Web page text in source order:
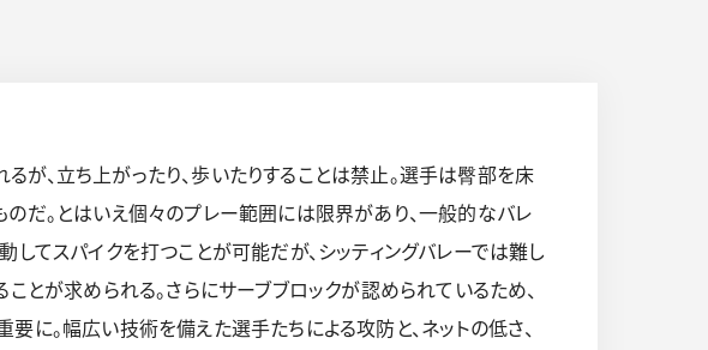
、立ち上がったり、歩いたりすることは禁止。選手は臀部を床
だ。とはいえ個々のプレー範囲には限界があり、一般的なバレ
てスパイクを打つことが可能だが、シッティングバレーでは難し
とが求められる。さらにサーブブロックが認められているため、
。幅広い技術を備えた選手たちによる攻防と、ネットの低さ、